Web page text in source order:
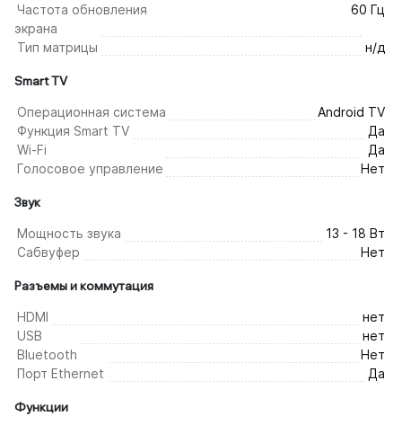
Частота обновления
экрана
60 Гц
Тип матрицы н/д
Smart TV
Операционная система
Android TV
Функция Smart TV
Да
Wi-Fi
Да
Голосовое управление
Нет
Звук
Мощность звука
13 - 18 Вт
Сабвуфер
Нет
Разъемы и коммутация
HDMI
нет
USB
нет
Bluetooth
Нет
Порт Ethernet
Да
Функции